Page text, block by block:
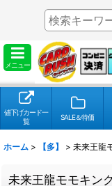
メニュー
値下げカード一
覧
SALE＆特価
ホーム > 【多】 > 未来王龍
未来王龍モモキン